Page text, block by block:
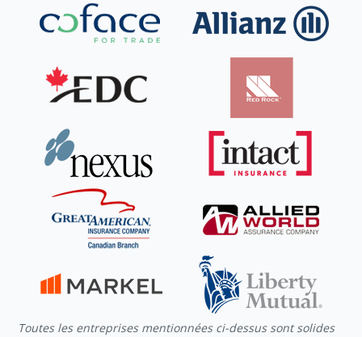
Toutes les entreprises mentionnées ci-dessus sont solides